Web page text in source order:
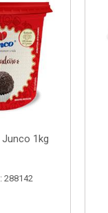
1kg
288142